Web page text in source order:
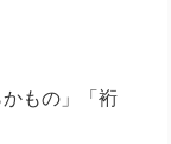
もの」「裄